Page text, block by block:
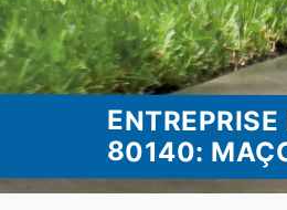
80140: